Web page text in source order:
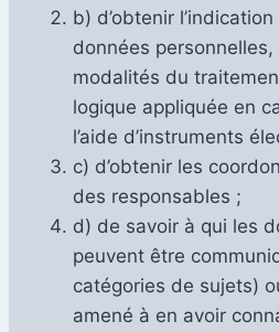
b) d’obtenir
données
modalités du
logique appliquée en
l’aide d’instruments
c) d’obtenir les
des responsables ;
d) de savoir à qui les
peuvent être
catégories de sujets)
amené à en avoir